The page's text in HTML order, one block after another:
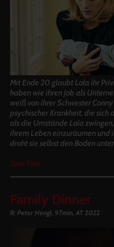
Mit Ende 20 glaubt Lola ihr
haben wie ihren Job als
weiß von ihrer Schwester
psychischer Krankheit, die sich
als die Umstände Lola
ihrem Leben einzuräumen und
droht sie selbst den Boden
Zum Film
Family Dinner
R: Peter Hengl, 97min, AT 2022